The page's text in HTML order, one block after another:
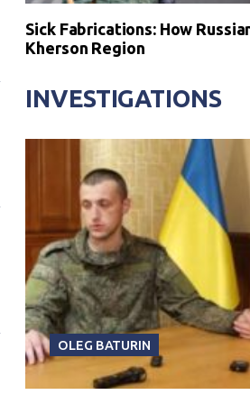
Sick Fabrications: How
Kherson Region
INVESTIGATIONS
OLEG BATURIN